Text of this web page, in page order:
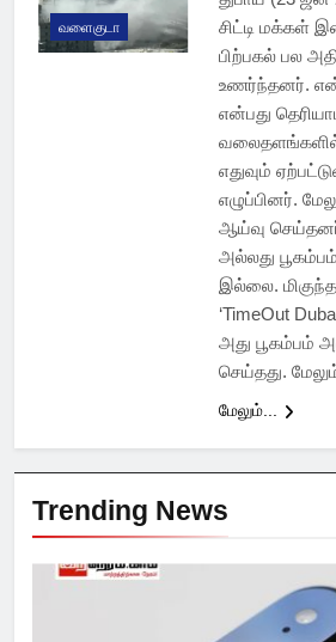
வளைகுடா
சிட்டி மக்கள்
பிற்பகல் பல
உணர்ந்தனர்.
என்பது
வலைதளங்களில்,
எதுவும்
எழுப்பினர்.
ஆய்வு செய்தனர்.
அல்லது
இல்லை.
‘TimeOut
அது பூகம்பம்
செய்தது.
மேலும்...
Trending News